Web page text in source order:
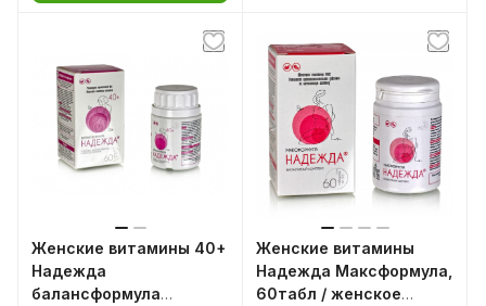
Женские витамины 40+
Надежда
балансформула
Женские витамины
Надежда Максформула,
60табл / женское